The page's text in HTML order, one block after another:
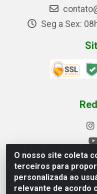
O nosso site coleta
terceiros para
personalizada ao
relevante de acordo
Seg a Sex: